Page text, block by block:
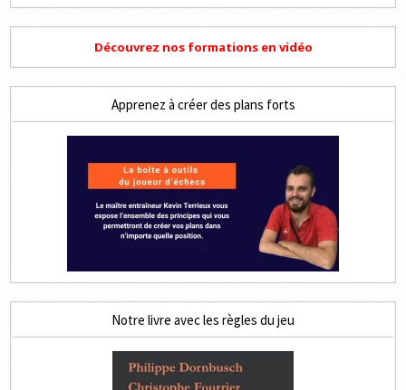
Découvrez nos formations en vidéo
Apprenez à créer des plans forts
Notre livre avec les règles du jeu